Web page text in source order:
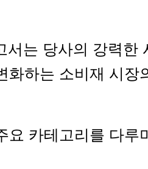
는 당사의 강력한
하는 소비재 시장
카테고리를 다루